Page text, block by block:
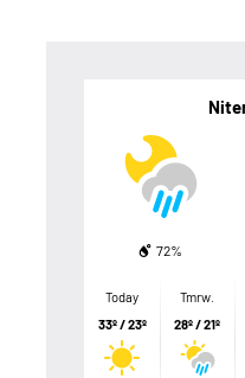
72%
Today
33º / 23º
Tmrw.
28º / 21º